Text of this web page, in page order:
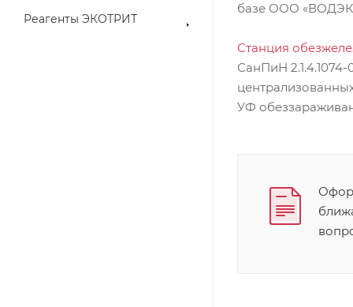
Реагенты ЭКОТРИТ
базе ООО
Станция
СанПиН 2.1.4.1074-
УФ